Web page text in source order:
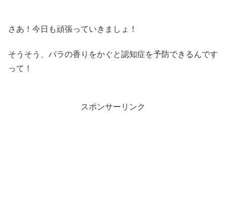
さあ！今日も頑張っていきましょ！
そうそう、バラの香りをかぐと認知症を予防できるんです
って！
スポンサーリンク